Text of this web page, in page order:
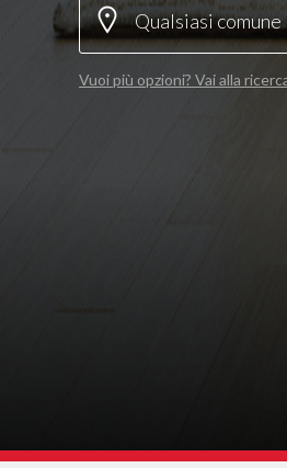
Vuoi più opzioni? Vai alla